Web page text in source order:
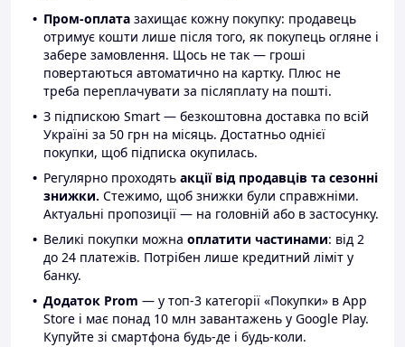
Пром-оплата захищає кожну покупку: продавець
отримує кошти лише після того, як покупець огляне і
забере замовлення. Щось не так — гроші
повертаються автоматично на картку. Плюс не
треба переплачувати за післяплату на пошті.
З підпискою Smart — безкоштовна доставка по всій
Україні за 50 грн на місяць. Достатньо однієї
покупки, щоб підписка окупилась.
Регулярно проходять акції від продавців та сезонні
знижки. Стежимо, щоб знижки були справжніми.
Актуальні пропозиції — на головній або в застосунку.
Великі покупки можна оплатити частинами: від 2
до 24 платежів. Потрібен лише кредитний ліміт у
банку.
Додаток Prom — у топ-3 категорії «Покупки» в App
Store і має понад 10 млн завантажень у Google Play.
Купуйте зі смартфона будь-де і будь-коли.